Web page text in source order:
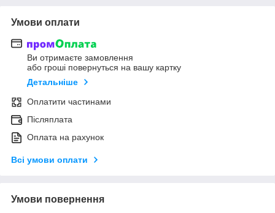
Умови оплати
Ви отримаєте замовлення
або гроші повернуться на вашу картку
Детальніше
Оплатити частинами
Післяплата
Оплата на рахунок
Всі умови оплати
Умови повернення